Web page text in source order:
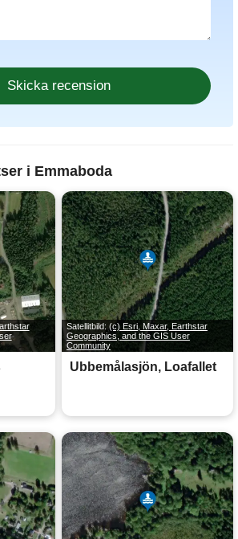
i Emmaboda
Satellitbild: (c) Esri, Maxar, Earthstar
Geographics, and the GIS User
Community
Ubbemålasjön, Loafallet